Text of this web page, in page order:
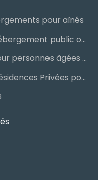
pour aînés
Les étapes pour trouver un hébergement public ou privé
Signer un bail en résidence pour personnes âgées (RPA) : ce qu’il faut savoir
Le palmarès des meilleures Résidences Privées pour Aînés (RPA)